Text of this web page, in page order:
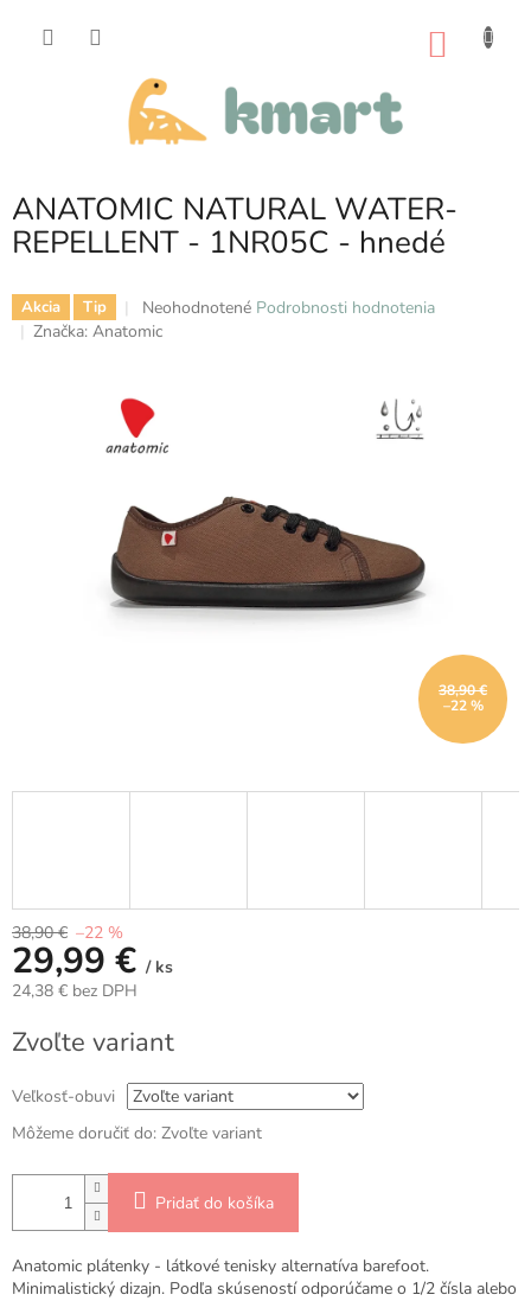
ANATOMIC NATURAL WATER-
REPELLENT - 1NR05C - hnedé
Akcia Tip
Priemerné
hodnotenie
0,0
z
5
Neohodnotené Podrobnosti hodnotenia
Značka: Anatomic
38,90 €
–22 %
38,90 € –22 %
29,99 € / ks
24,38 € bez DPH
cena:
Zvoľte variant
Veľkosť-obuvi
Môžeme doručiť do: Zvoľte variant
Pridať do košíka
Anatomic plátenky - látkové tenisky alternatíva barefoot.
Minimalistický dizajn. Podľa skúseností odporúčame o 1/2 čísla alebo